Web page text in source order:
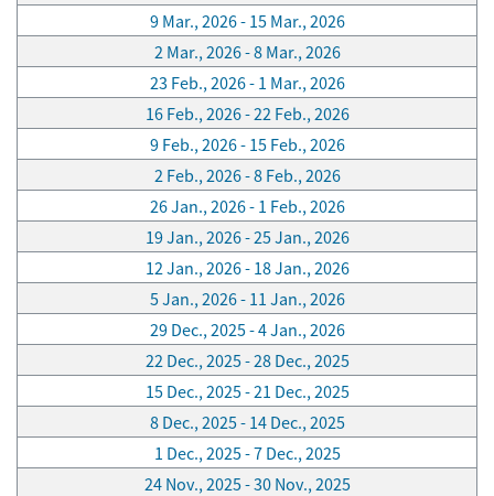
9 Mar., 2026 - 15 Mar., 2026
2 Mar., 2026 - 8 Mar., 2026
23 Feb., 2026 - 1 Mar., 2026
16 Feb., 2026 - 22 Feb., 2026
9 Feb., 2026 - 15 Feb., 2026
2 Feb., 2026 - 8 Feb., 2026
26 Jan., 2026 - 1 Feb., 2026
19 Jan., 2026 - 25 Jan., 2026
12 Jan., 2026 - 18 Jan., 2026
5 Jan., 2026 - 11 Jan., 2026
29 Dec., 2025 - 4 Jan., 2026
22 Dec., 2025 - 28 Dec., 2025
15 Dec., 2025 - 21 Dec., 2025
8 Dec., 2025 - 14 Dec., 2025
1 Dec., 2025 - 7 Dec., 2025
24 Nov., 2025 - 30 Nov., 2025